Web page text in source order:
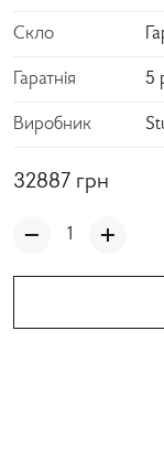
Скло
Гаратнія 5
Виробник
32887 грн